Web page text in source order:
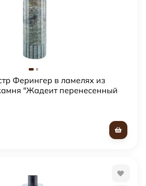
Ферингер в ламелях из
"Жадеит перенесенный